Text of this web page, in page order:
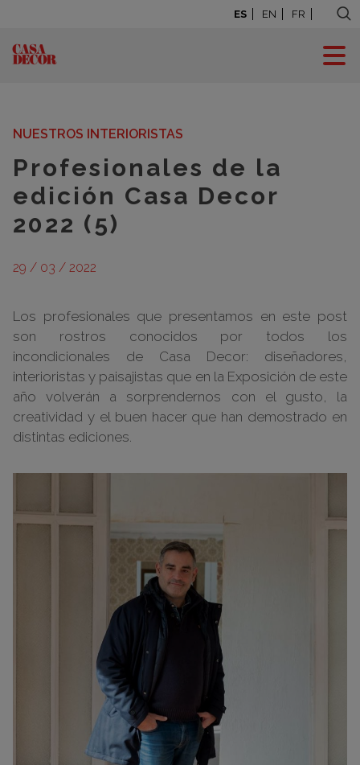
ES EN FR
BLOG: LA CASA SE
NUESTROS INTERIORISTAS
Profesionales de la
edición Casa Decor
2022 (5)
29 / 03 / 2022
Los profesionales que presentamos en este post
son rostros conocidos por todos los
incondicionales de Casa Decor: diseñadores,
interioristas y paisajistas que en la Exposición de este
año volverán a sorprendernos con el gusto, la
creatividad y el buen hacer que han demostrado en
distintas ediciones.